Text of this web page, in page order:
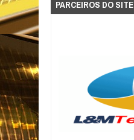
PARCEIROS DO SITE